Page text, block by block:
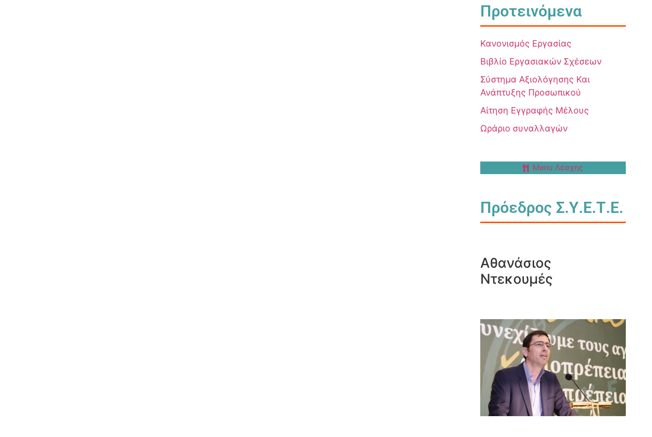
Προτεινόμενα
Κανονισμός Εργασίας
Βιβλίο Εργασιακών Σχέσεων
Σύστημα Αξιολόγησης Και
Ανάπτυξης Προσωπικού
Αίτηση Εγγραφής Μέλους
Ωράριο συναλλαγών
Menu Λέσχης
Πρόεδρος Σ.Υ.Ε.Τ.Ε.
Αθανάσιος
Ντεκουμές